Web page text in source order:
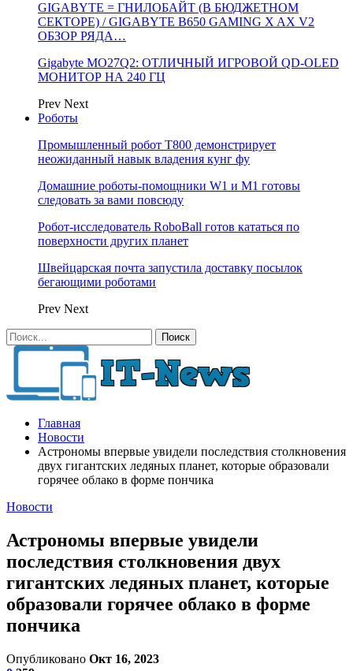
GIGABYTE = ГНИЛОБАЙТ (В БЮДЖЕТНОМ
СЕКТОРЕ) / GIGABYTE B650 GAMING X AX V2
ОБЗОР РЯДА…
Gigabyte MO27Q2: ОТЛИЧНЫЙ ИГРОВОЙ QD-OLED
МОНИТОР НА 240 ГЦ
Prev Next
Роботы
Промышленный робот Т800 демонстрирует
неожиданный навык владения кунг фу
Домашние роботы-помощники W1 и M1 готовы
следовать за вами повсюду
Робот-исследователь RoboBall готов кататься по
поверхности других планет
Швейцарская почта запустила доставку посылок
бегающими роботами
Prev Next
Главная
Новости
Астрономы впервые увидели последствия столкновения
двух гигантских ледяных планет, которые образовали
горячее облако в форме пончика
Новости
Астрономы впервые увидели
последствия столкновения двух
гигантских ледяных планет, которые
образовали горячее облако в форме
пончика
Опубликовано Окт 16, 2023